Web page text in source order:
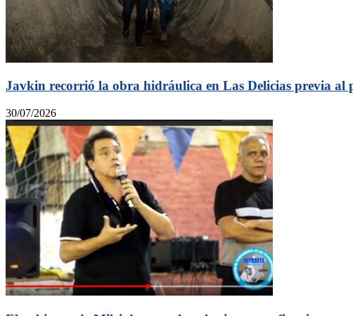
Javkin recorrió la obra hidráulica en Las Delicias previa al
30/07/2026